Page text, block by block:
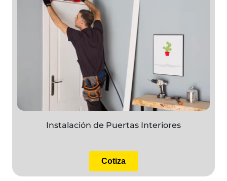
Instalación de Puertas Interiores
Cotiza